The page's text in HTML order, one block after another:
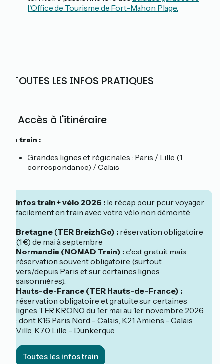
l'Office de Tourisme de Fort-Mahon Plage.
ℹ️ TOUTES LES INFOS PRATIQUES
🚆Accès à l'itinéraire
En train :
Grandes lignes et régionales : Paris / Lille (1
correspondance) / Calais
Infos train + vélo 2026 : le récap pour pour voyager
facilement en train avec votre vélo non démonté
Bretagne (TER BreizhGo) : réservation obligatoire
(1 €) de mai à septembre
Normandie (NOMAD Train) :c'est gratuit mais
réservation souvent obligatoire (surtout
vers/depuis Paris et sur certaines lignes
saisonnières).
Hauts-de-France (TER Hauts-de-France) :
réservation obligatoire et gratuite sur certaines
lignes TER KRONO du 1er mai au 1er novembre 2026
: dont K16 Paris Nord - Calais, K21 Amiens - Calais
Ville, K70 Lille - Dunkerque
Toutes les infos train